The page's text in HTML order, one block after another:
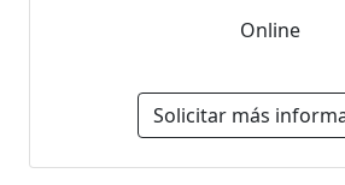
Online
Solicitar más